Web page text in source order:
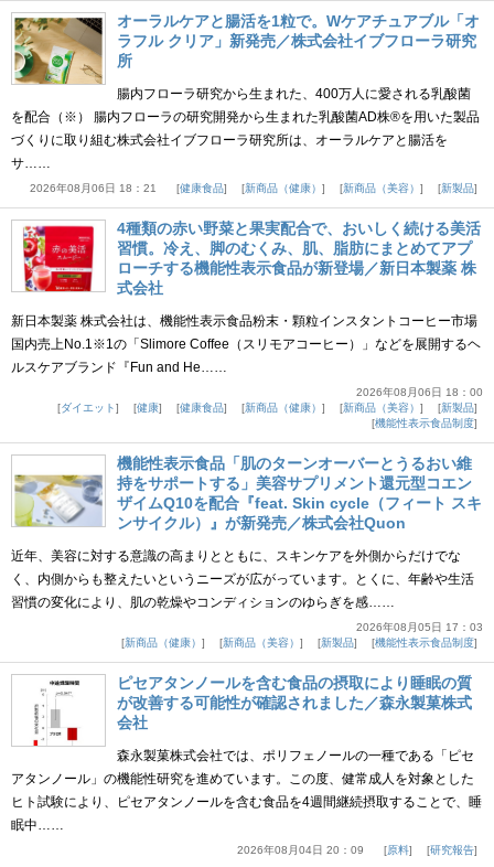
オーラルケアと腸活を1粒で。Wケアチュアブル「オ
ラフル クリア」新発売／株式会社イブフローラ研究
所
腸内フローラ研究から生まれた、400万人に愛される乳酸菌
を配合（※） 腸内フローラの研究開発から生まれた乳酸菌AD株®を用いた製品
づくりに取り組む株式会社イブフローラ研究所は、オーラルケアと腸活を
サ……
2026年08月06日 18：21 健康食品 新商品（健康） 新商品（美容） 新製品
4種類の赤い野菜と果実配合で、おいしく続ける美活
習慣。冷え、脚のむくみ、肌、脂肪にまとめてアプ
ローチする機能性表示食品が新登場／新日本製薬 株
式会社
新日本製薬 株式会社は、機能性表示食品粉末・顆粒インスタントコーヒー市場
国内売上No.1※1の「Slimore Coffee（スリモアコーヒー）」などを展開するヘ
ルスケアブランド『Fun and He……
2026年08月06日 18：00
ダイエット
健康 健康食品 新商品（健康） 新商品（美容）
新製品
機能性表示食品制度
機能性表示食品「肌のターンオーバーとうるおい維
持をサポートする」美容サプリメント還元型コエン
ザイムQ10を配合『feat. Skin cycle（フィート スキ
ンサイクル）』が新発売／株式会社Quon
近年、美容に対する意識の高まりとともに、スキンケアを外側からだけでな
く、内側からも整えたいというニーズが広がっています。とくに、年齢や生活
習慣の変化により、肌の乾燥やコンディションのゆらぎを感……
2026年08月05日 17：03
新商品（健康）
新商品（美容） 新製品 機能性表示食品制度
ピセアタンノールを含む食品の摂取により睡眠の質
が改善する可能性が確認されました／森永製菓株式
会社
森永製菓株式会社では、ポリフェノールの一種である「ピセ
アタンノール」の機能性研究を進めています。この度、健常成人を対象とした
ヒト試験により、ピセアタンノールを含む食品を4週間継続摂取することで、睡
眠中……
2026年08月04日 20：09 原料 研究報告